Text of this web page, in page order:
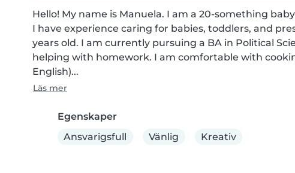
Hello! My name is Manuela. I am a 20-something
I have experience caring for babies, toddlers, and
years old. I am currently pursuing a BA in Political
helping with homework. I am comfortable with
English)...
Läs mer
Egenskaper
Ansvarigsfull
Vänlig Kreativ